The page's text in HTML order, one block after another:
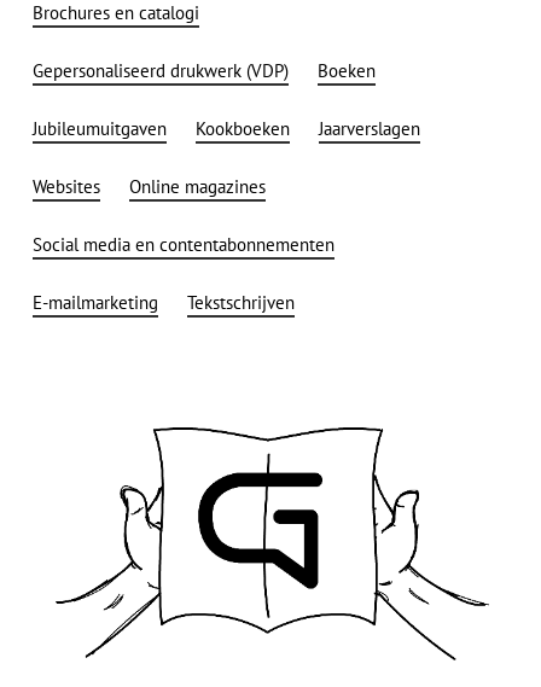
Brochures en catalogi
Gepersonaliseerd drukwerk (VDP) Boeken
Jubileumuitgaven Kookboeken Jaarverslagen
Websites Online magazines
Social media en contentabonnementen
E-mailmarketing Tekstschrijven